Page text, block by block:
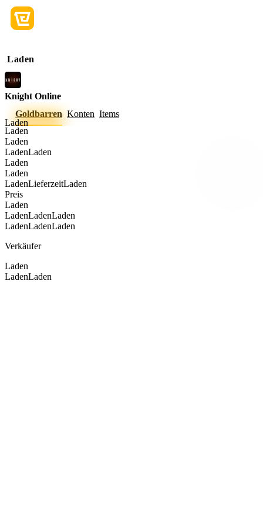
Laden
Laden
Knight Online
Goldbarren Konten Items
Laden
Laden
LadenLaden
Laden
Laden
LadenLieferzeitLaden
Preis
Laden
LadenLadenLaden
LadenLadenLaden
Verkäufer
Laden
LadenLaden